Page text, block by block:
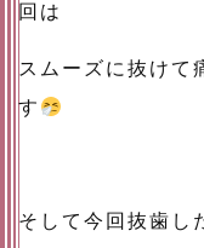
回は
スムーズに抜けて
す
そして今回抜歯し